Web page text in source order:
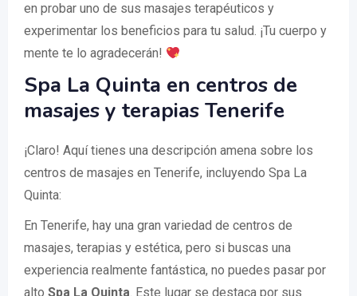
en probar uno de sus masajes terapéuticos y
experimentar los beneficios para tu salud. ¡Tu cuerpo y
mente te lo agradecerán!
Spa La Quinta en centros de
masajes y terapias Tenerife
¡Claro! Aquí tienes una descripción amena sobre los
centros de masajes en Tenerife, incluyendo Spa La
Quinta:
En Tenerife, hay una gran variedad de centros de
masajes, terapias y estética, pero si buscas una
experiencia realmente fantástica, no puedes pasar por
alto Spa La Quinta . Este lugar se destaca por sus